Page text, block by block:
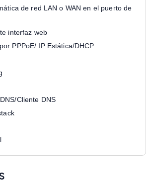
de red LAN o WAN en el puerto de
interfaz web
PPPoE/ IP Estática/DHCP
Cliente DNS